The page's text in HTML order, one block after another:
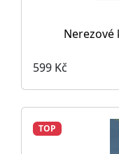
Nerezové
599 Kč
TOP